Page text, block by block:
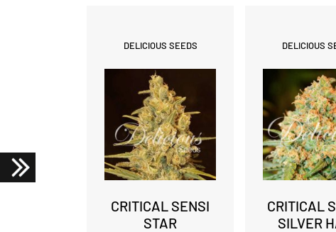
DELICIOUS SEEDS
CRITICAL SENSI
STAR
DELICIOUS
CRITICAL
SILVER